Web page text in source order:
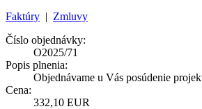
Faktúry | Zmluvy
Číslo objednávky:
O2025/71
Popis plnenia:
Objednávame u Vás posúdenie
Cena:
332,10 EUR